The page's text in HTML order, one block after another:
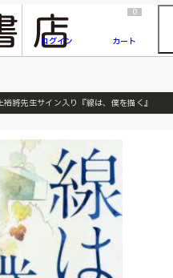
『ONE PIECE magazine 021 ONE PIECEカード付き同梱版』発売延期のご案内
ログイン
0
カート
裕將先生サイン入り『線は、僕を描く』